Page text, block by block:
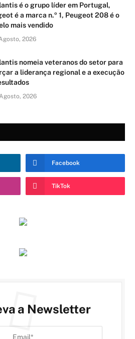
é o grupo líder em Portugal,
é a marca n.º 1, Peugeot 208 é o
mais vendido
2026
nomeia veteranos do setor para
a liderança regional e a execução
2026
Facebook
TikTok
a Newsletter